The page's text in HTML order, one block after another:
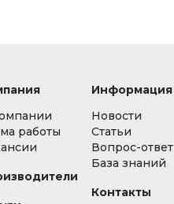
работы
Информация
Новости
Статьи
Вопрос-ответ
База знаний
Контакты